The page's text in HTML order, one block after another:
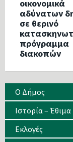
οικονομικά
αδύνατων
σε θερινό
πρόγραμμα
διακοπών
Ο Δήμος
Ιστορία – Έθιμα
Eκλογές